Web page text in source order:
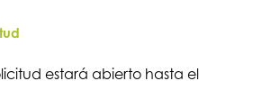
estará abierto hasta el